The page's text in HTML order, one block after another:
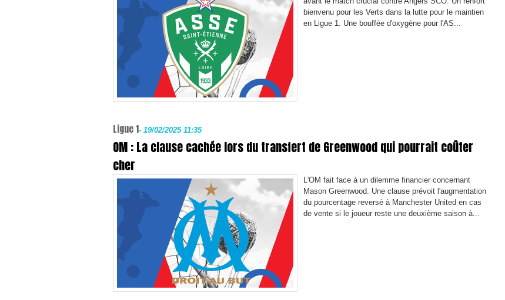
bienvenu pour les Verts dans la lutte pour le maintien
en Ligue 1. Une bouffée d'oxygène pour l'AS...
Ligue 1- 19/02/2025 11:35
OM : La clause cachée lors du transfert de Greenwood qui pourrait coûter
cher
L'OM fait face à un dilemme financier concernant
Mason Greenwood. Une clause prévoit l'augmentation
du pourcentage reversé à Manchester United en cas
de vente si le joueur reste une deuxième saison à...